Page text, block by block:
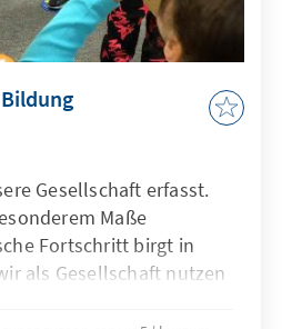
Gesellschaft erfasst.
Maße
Fortschritt birgt in
als Gesellschaft nutzen